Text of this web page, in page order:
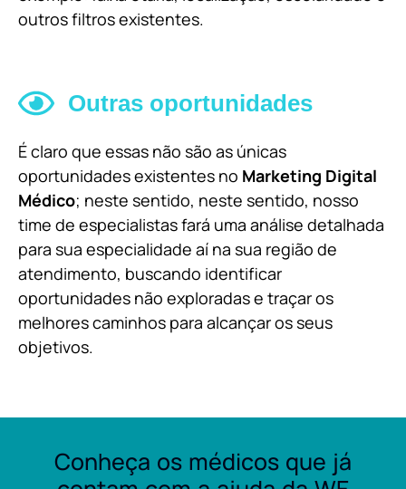
outros filtros existentes.
Outras oportunidades
É claro que essas não são as únicas
oportunidades existentes no Marketing Digital
Médico; neste sentido, neste sentido, nosso
time de especialistas fará uma análise detalhada
para sua especialidade aí na sua região de
atendimento, buscando identificar
oportunidades não exploradas e traçar os
melhores caminhos para alcançar os seus
objetivos.
Conheça os médicos que já